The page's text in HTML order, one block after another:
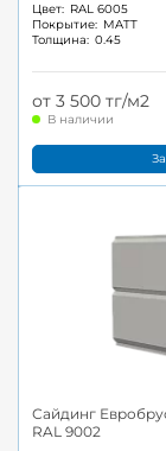
Цвет: RAL 6005
Покрытие: MATT
Толщина: 0.45
от 3 500 тг/м2
В наличии
Сайдинг
RAL 9002